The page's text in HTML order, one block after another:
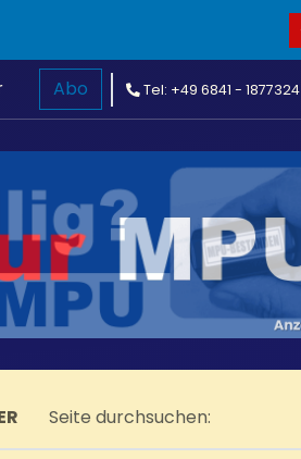
Abo Tel: +49 6841 - 1877324